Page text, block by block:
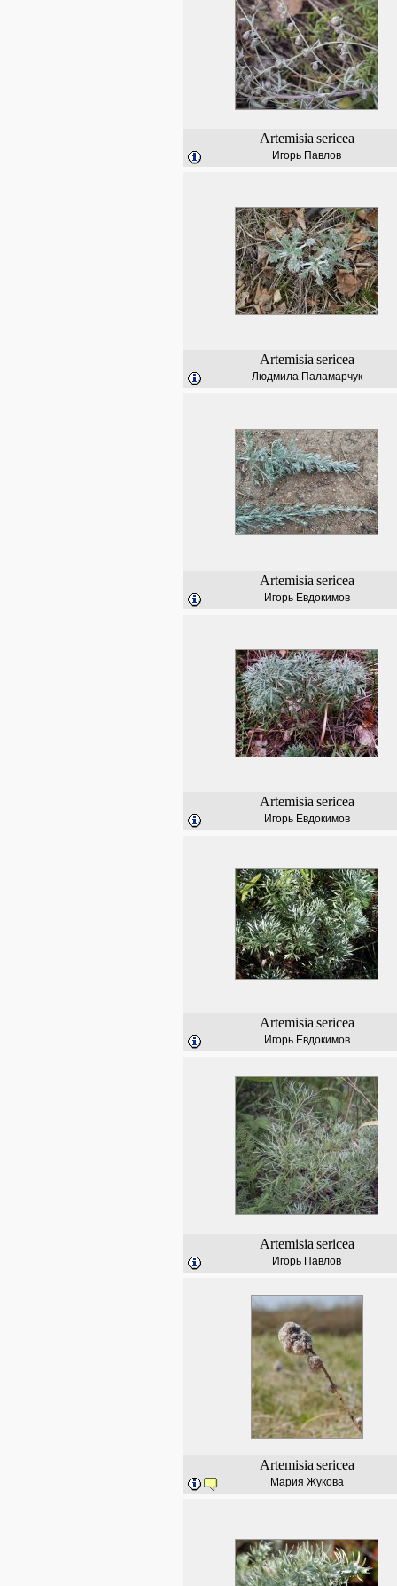
Artemisia sericea
Игорь Павлов
Artemisia sericea
Людмила Паламарчук
Artemisia sericea
Игорь Евдокимов
Artemisia sericea
Игорь Евдокимов
Artemisia sericea
Игорь Евдокимов
Artemisia sericea
Игорь Павлов
Artemisia sericea
Мария Жукова